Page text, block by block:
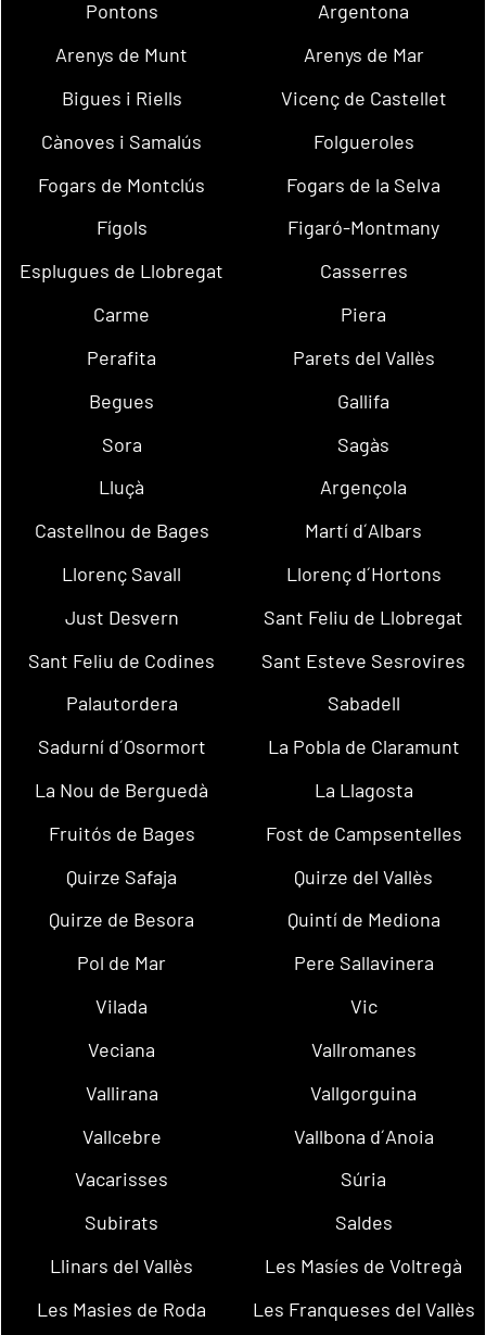
Pontons
Argentona
Arenys de Munt
Arenys de Mar
Bigues i Riells
Vicenç de Castellet
Cànoves i Samalús
Folgueroles
Fogars de Montclús
Fogars de la Selva
Fígols
Figaró-Montmany
Esplugues de Llobregat
Casserres
Carme
Piera
Perafita
Parets del Vallès
Begues
Gallifa
Sora
Sagàs
Lluçà
Argençola
Castellnou de Bages
Martí d´Albars
Llorenç Savall
Llorenç d´Hortons
Just Desvern
Sant Feliu de Llobregat
Sant Feliu de Codines
Sant Esteve Sesrovires
Palautordera
Sabadell
Sadurní d´Osormort
La Pobla de Claramunt
La Nou de Berguedà
La Llagosta
Fruitós de Bages
Fost de Campsentelles
Quirze Safaja
Quirze del Vallès
Quirze de Besora
Quintí de Mediona
Pol de Mar
Pere Sallavinera
Vilada
Vic
Veciana
Vallromanes
Vallirana
Vallgorguina
Vallcebre
Vallbona d´Anoia
Vacarisses
Súria
Subirats
Saldes
Llinars del Vallès
Les Masíes de Voltregà
Les Masies de Roda
Les Franqueses del Vallès